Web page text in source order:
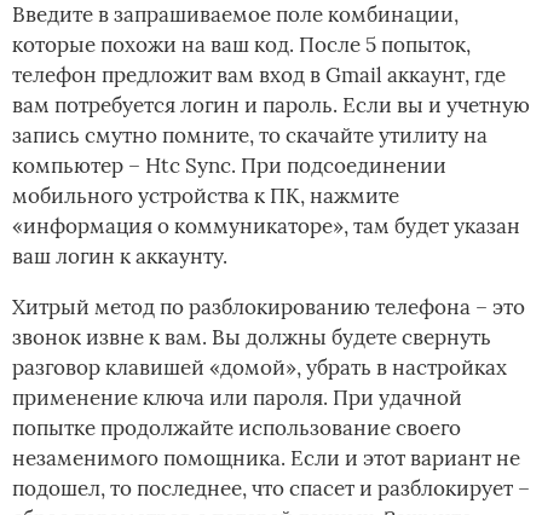
Введите в запрашиваемое поле комбинации,
которые похожи на ваш код. После 5 попыток,
телефон предложит вам вход в Gmail аккаунт, где
вам потребуется логин и пароль. Если вы и учетную
запись смутно помните, то скачайте утилиту на
компьютер – Htc Sync. При подсоединении
мобильного устройства к ПК, нажмите
«информация о коммуникаторе», там будет указан
ваш логин к аккаунту.
Хитрый метод по разблокированию телефона – это
звонок извне к вам. Вы должны будете свернуть
разговор клавишей «домой», убрать в настройках
применение ключа или пароля. При удачной
попытке продолжайте использование своего
незаменимого помощника. Если и этот вариант не
подошел, то последнее, что спасет и разблокирует –